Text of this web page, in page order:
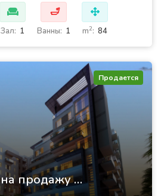
Зал: 1
🛁
Ванны: 1 m2: 84
Продается
Квартира 1+1 на продажу в комплексе Тенора в Дубае